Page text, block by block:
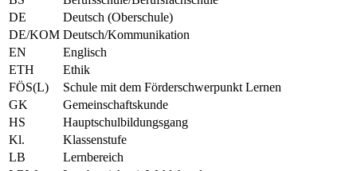
DE
Deutsch (Oberschule)
DE/KOM Deutsch/Kommunikation
EN
Englisch
ETH
Ethik
FÖS(L)
Schule mit dem Förderschwerpunkt Lernen
GK
Gemeinschaftskunde
HS
Hauptschulbildungsgang
Kl.
Klassenstufe
LB
Lernbereich